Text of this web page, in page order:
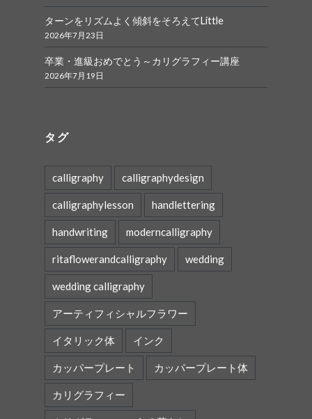
ターンをリズムよく傾斜をそろえてLittle
2026年7月23日
卒業・進級おめでとう～カリグラフィー講座
2026年7月19日
タグ
calligraphy calligraphydesign
calligraphylesson handlettering
handwriting moderncalligraphy
ritaflowerandcalligraphy wedding
wedding calligraphy
アーティフィシャルフラワー
イタリック体 インク
カッパープレート カッパープレート体
カリグラフィー